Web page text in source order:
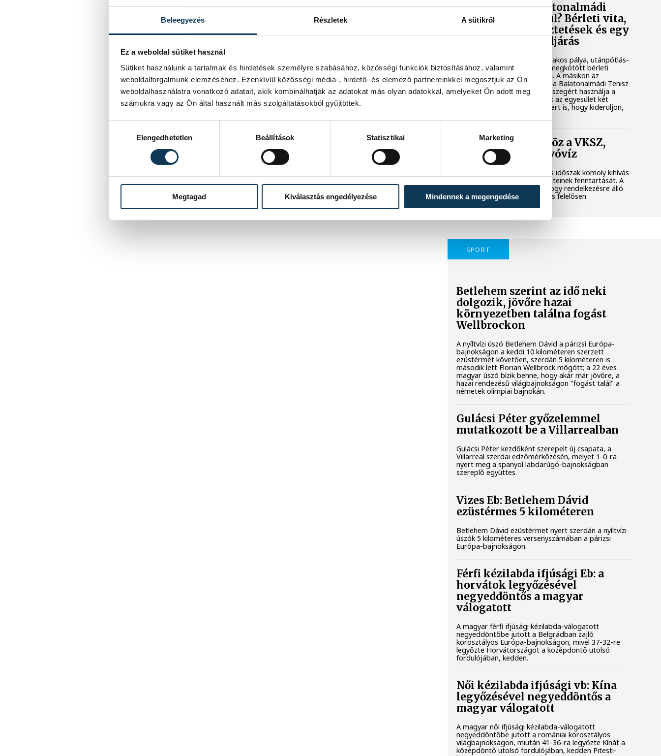
Beleegyezés Részletek A sütikről
Ez a weboldal sütiket használ
Sütiket használunk a tartalmak és hirdetések személyre szabásához, közösségi funkciók biztosításához, valamint
weboldalforgalmunk elemzéséhez. Ezenkívül közösségi média-, hirdető- és elemező partnereinkkel megosztjuk az Ön
weboldalhasználatra vonatkozó adatait, akik kombinálhatják az adatokat más olyan adatokkal, amelyeket Ön adott meg
számukra vagy az Ön által használt más szolgáltatásokból gyűjtöttek.
Elengedhetetlen
Beállítások Statisztikai Marketing
Megtagad Kiválasztás engedélyezése Mindennek a megengedése
Mi történik a balatonalmádi
teniszpályák körül? Bérleti vita,
megszakadt egyeztetések és egy
tisztázatlan jogi eljárás
Évtizedes hagyomány, hat salakos pálya, utánpótlás-
nevelés és egy hosszú távra megkötött bérleti
szerződés áll az egyik oldalon. A másikon az
önkormányzat, amely szerint a Balatonalmádi Tenisz
Klub aránytalanul alacsony összegért használja a
városi területet. Megkerestük az egyesület két
képviselőjét és a polgármestert is, hogy kiderüljön,
Folyamatosan öntöz a VKSZ,
mégsem fogy az ivóvíz
A tartós hőség és az aszályos időszak komoly kihívás
elé állítja Veszprém zöldfelületeinek fenntartását. A
városvezetés kiemelt célja, hogy rendelkezésre álló
vízkészletekkel takarékosan és felelősen
gazdálkodjunk.
SPORT
Betlehem szerint az idő neki
dolgozik, jövőre hazai
környezetben találna fogást
Wellbrockon
A nyíltvízi úszó Betlehem Dávid a párizsi Európa-
bajnokságon a keddi 10 kilométeren szerzett
ezüstérmét követően, szerdán 5 kilométeren is
második lett Florian Wellbrock mögött; a 22 éves
magyar úszó bízik benne, hogy akár már jövőre, a
hazai rendezésű világbajnokságon "fogást talál" a
németek olimpiai bajnokán.
Gulácsi Péter győzelemmel
mutatkozott be a Villarrealban
Gulácsi Péter kezdőként szerepelt új csapata, a
Villarreal szerdai edzőmérkőzésén, melyet 1-0-ra
nyert meg a spanyol labdarúgó-bajnokságban
szereplő együttes.
Vizes Eb: Betlehem Dávid
ezüstérmes 5 kilométeren
Betlehem Dávid ezüstérmet nyert szerdán a nyíltvízi
úszók 5 kilométeres versenyszámában a párizsi
Európa-bajnokságon.
Férfi kézilabda ifjúsági Eb: a
horvátok legyőzésével
negyeddöntős a magyar
válogatott
A magyar férfi ifjúsági kézilabda-válogatott
negyeddöntőbe jutott a Belgrádban zajló
korosztályos Európa-bajnokságon, mivel 37-32-re
legyőzte Horvátországot a középdöntő utolsó
fordulójában, kedden.
Női kézilabda ifjúsági vb: Kína
legyőzésével negyeddöntős a
magyar válogatott
A magyar női ifjúsági kézilabda-válogatott
negyeddöntőbe jutott a romániai korosztályos
világbajnokságon, miután 41-36-ra legyőzte Kínát a
középdöntő utolsó fordulójában, kedden Pitesti-